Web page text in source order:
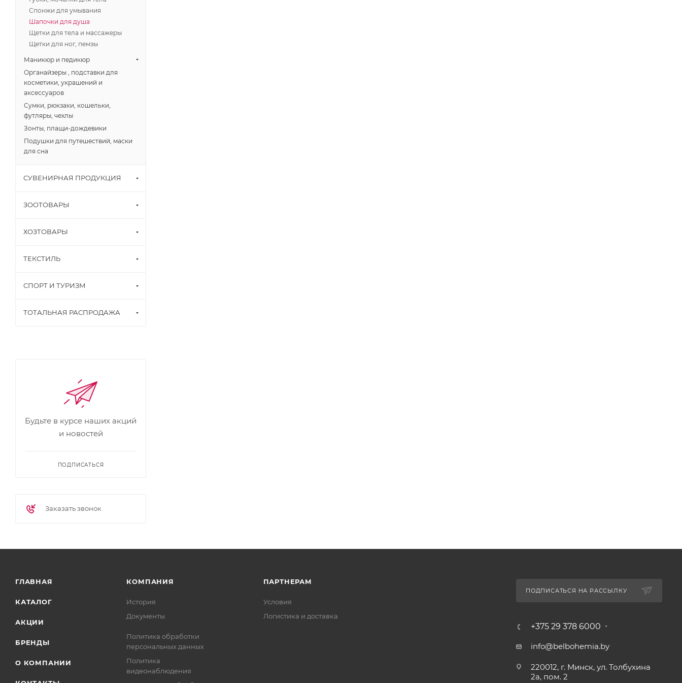
Спонжи для умывания
Шапочки для душа
Щетки для тела и массажеры
Щетки для ног, пемзы
Маникюр и педикюр
Органайзеры , подставки для
косметики, украшений и
аксессуаров
Сумки, рюкзаки, кошельки,
футляры, чехлы
Зонты, плащи-дождевики
Подушки для путешествий, маски
для сна
СУВЕНИРНАЯ ПРОДУКЦИЯ
ЗООТОВАРЫ
ХОЗТОВАРЫ
ТЕКСТИЛЬ
СПОРТ И ТУРИЗМ
ТОТАЛЬНАЯ РАСПРОДАЖА
Будьте в курсе наших акций
и новостей
ПОДПИСАТЬСЯ
Заказать звонок
ГЛАВНАЯ
КАТАЛОГ
АКЦИИ
БРЕНДЫ
О КОМПАНИИ
КОМПАНИЯ
История
Документы
Политика обработки
персональных данных
Политика
видеонаблюдения
ПАРТНЕРАМ
Условия
Логистика и доставка
ПОДПИСАТЬСЯ НА РАССЫЛКУ
+375 29 378 6000
info@belbohemia.by
220012, г. Минск, ул. Толбухина
2а, пом. 2